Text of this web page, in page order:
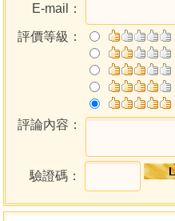
E-mail：
評價等級：
評論內容：
驗證碼：